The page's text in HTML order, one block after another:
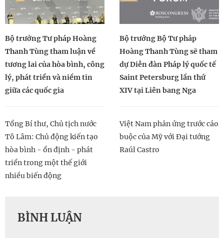
Bộ trưởng Tư pháp Hoàng
Thanh Tùng tham luận về
tương lai của hòa bình, công
lý, phát triển và niềm tin
giữa các quốc gia
Bộ trưởng Bộ Tư pháp
Hoàng Thanh Tùng sẽ tham
dự Diễn đàn Pháp lý quốc tế
Saint Petersburg lần thứ
XIV tại Liên bang Nga
Tổng Bí thư, Chủ tịch nước
Tô Lâm: Chủ động kiến tạo
hòa bình - ổn định - phát
triển trong một thế giới
nhiều biến động
Việt Nam phản ứng trước cáo
buộc của Mỹ với Đại tướng
Raúl Castro
BÌNH LUẬN